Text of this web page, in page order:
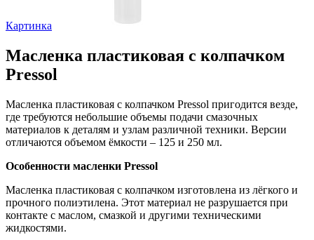
Картинка
Масленка пластиковая с колпачком
Pressol
Масленка пластиковая с колпачком Pressol пригодится везде,
где требуются небольшие объемы подачи смазочных
материалов к деталям и узлам различной техники. Версии
отличаются объемом ёмкости – 125 и 250 мл.
Особенности масленки Pressol
Масленка пластиковая с колпачком изготовлена из лёгкого и
прочного полиэтилена. Этот материал не разрушается при
контакте с маслом, смазкой и другими техническими
жидкостями.